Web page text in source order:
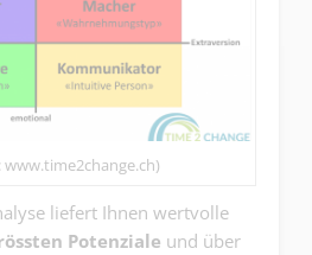
www.time2change.ch)
liefert Ihnen wertvolle
Potenziale und über